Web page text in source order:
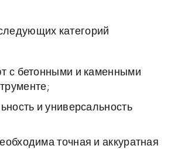
категорий
с бетонными и каменными
и универсальность
точная и аккуратная